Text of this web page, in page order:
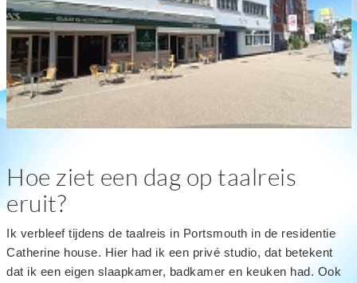
Hoe ziet een dag op taalreis
eruit?
Ik verbleef tijdens de taalreis in Portsmouth in de residentie
Catherine house. Hier had ik een privé studio, dat betekent
dat ik een eigen slaapkamer, badkamer en keuken had. Ook